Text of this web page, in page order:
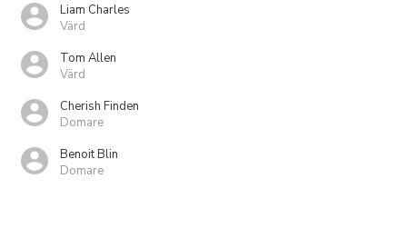
Liam Charles
Värd
Tom Allen
Värd
Cherish Finden
Domare
Benoit Blin
Domare